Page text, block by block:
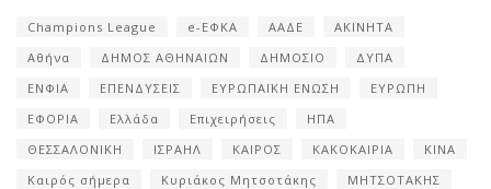
Champions League e-ΕΦΚΑ ΑΑΔΕ
ΑΚΙΝΗΤΑ
Αθήνα
ΔΗΜΟΣ ΑΘΗΝΑΙΩΝ ΔΗΜΟΣΙΟ
ΔΥΠΑ
ΕΝΦΙΑ
ΕΠΕΝΔΥΣΕΙΣ ΕΥΡΩΠΑΪΚΗ ΕΝΩΣΗ
ΕΥΡΩΠΗ
ΕΦΟΡΙΑ
Ελλάδα Επιχειρήσεις
ΗΠΑ
ΘΕΣΣΑΛΟΝΙΚΗ
ΙΣΡΑΗΛ ΚΑΙΡΟΣ ΚΑΚΟΚΑΙΡΙΑ
ΚΙΝΑ
Καιρός σήμερα
Κυριάκος Μητσοτάκης
ΜΗΤΣΟΤΑΚΗΣ